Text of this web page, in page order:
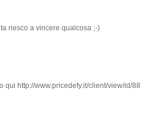
riesco a vincere qualcosa ;-)
http://www.pricedefy.it/client/view/id/88